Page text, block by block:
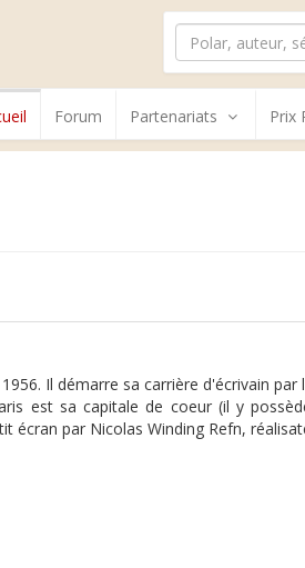
Forum Partenariats Prix
Il démarre sa carrière d'écrivain
est sa capitale de coeur (il y
écran par Nicolas Winding Refn,